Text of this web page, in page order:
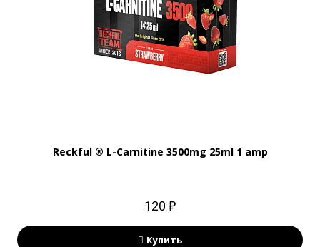
Reckful ® L-Carnitine 3500mg 25ml 1 amp
120 ₽
Купить